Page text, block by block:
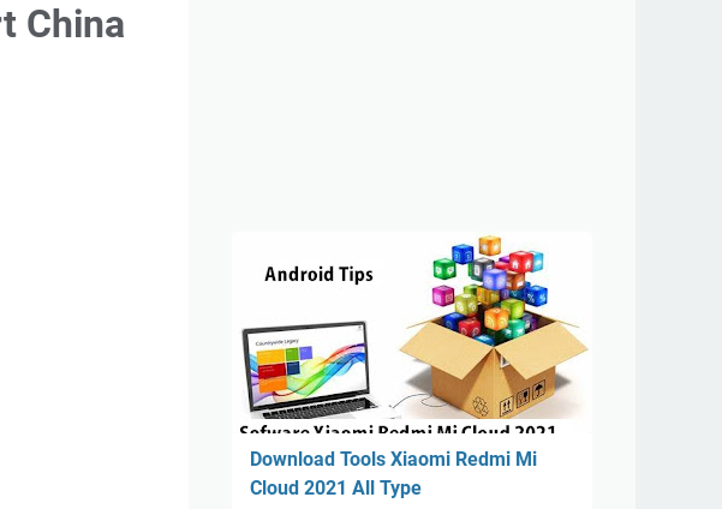
China
Download Tools Xiaomi Redmi Mi
Cloud 2021 All Type